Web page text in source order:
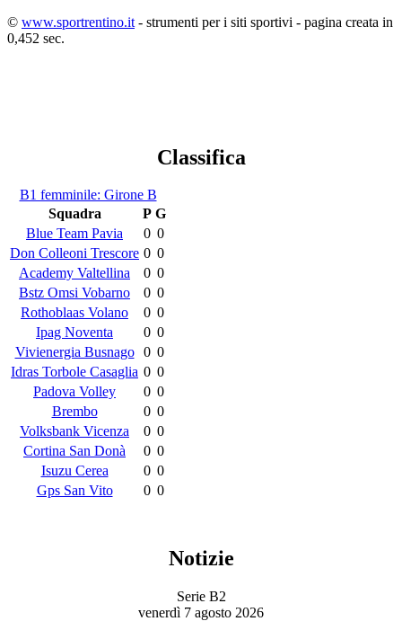
© www.sportrentino.it - strumenti per i siti sportivi - pagina creata in
0,452 sec.
Classifica
B1 femminile: Girone B
Squadra
P G
Blue Team Pavia
0 0
Don Colleoni Trescore 0 0
Academy Valtellina
0 0
Bstz Omsi Vobarno
0 0
Rothoblaas Volano
0 0
Ipag Noventa
0 0
Vivienergia Busnago
0 0
Idras Torbole Casaglia 0 0
Padova Volley
0 0
Brembo
0 0
Volksbank Vicenza
0 0
Cortina San Donà
0 0
Isuzu Cerea
0 0
Gps San Vito
0 0
Notizie
Serie B2
venerdì 7 agosto 2026